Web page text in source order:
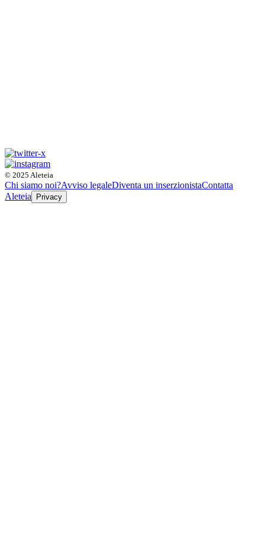
© 2025 Aleteia
Chi siamo noi?Avviso legaleDiventa un inserzionistaContatta
Aleteia
Privacy